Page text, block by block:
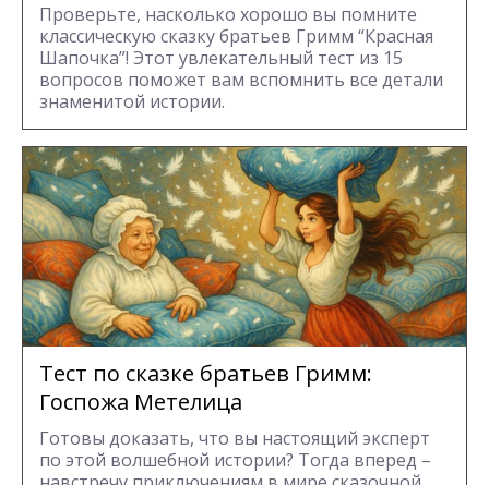
Проверьте, насколько хорошо вы помните
классическую сказку братьев Гримм “Красная
Шапочка”! Этот увлекательный тест из 15
вопросов поможет вам вспомнить все детали
знаменитой истории.
Тест по сказке братьев Гримм:
Госпожа Метелица
Готовы доказать, что вы настоящий эксперт
по этой волшебной истории? Тогда вперед –